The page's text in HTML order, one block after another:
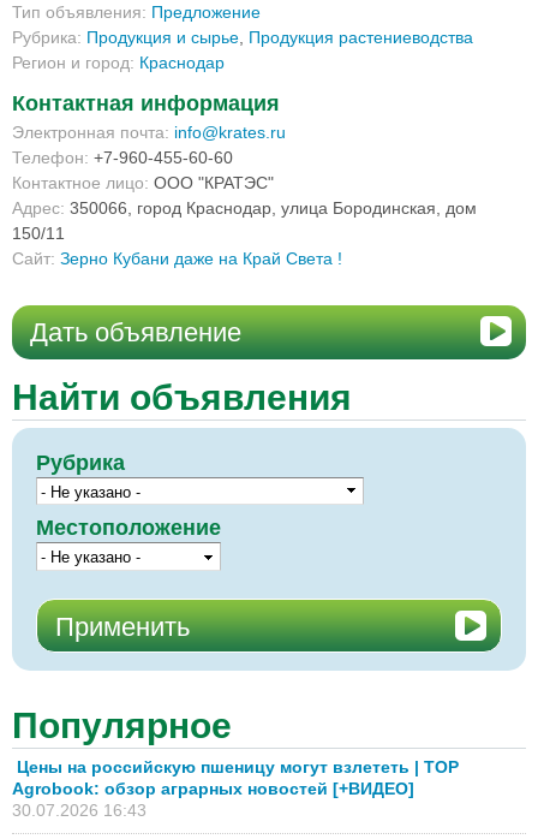
Тип объявления: Предложение
Рубрика: Продукция и сырье Продукция растениеводства
Регион и город: Краснодар
Контактная информация
Электронная почта: info@krates.ru
Телефон: +7-960-455-60-60
Контактное лицо: ООО "КРАТЭС"
Адрес: 350066, город Краснодар, улица Бородинская, дом
150/11
Сайт: Зерно Кубани даже на Край Света !
Дать объявление
Найти объявления
Рубрика
Местоположение
Популярное
Цены на российскую пшеницу могут взлететь | TOP
Agrobook: обзор аграрных новостей [+ВИДЕО]
30.07.2026 16:43